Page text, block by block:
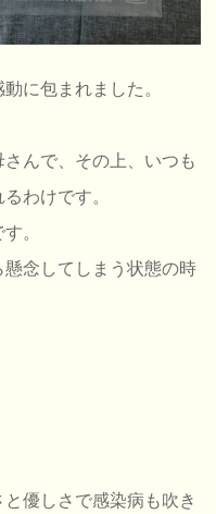
に包まれました。
んで、その上、いつも
わけです。
。
念してしまう状態の時
優しさで感染病も吹き